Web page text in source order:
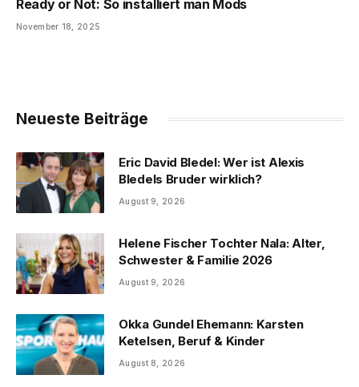
Ready or Not: So installiert man Mods
November 18, 2025
Neueste Beiträge
Eric David Bledel: Wer ist Alexis
Bledels Bruder wirklich?
August 9, 2026
Helene Fischer Tochter Nala: Alter,
Schwester & Familie 2026
August 9, 2026
Okka Gundel Ehemann: Karsten
Ketelsen, Beruf & Kinder
August 8, 2026